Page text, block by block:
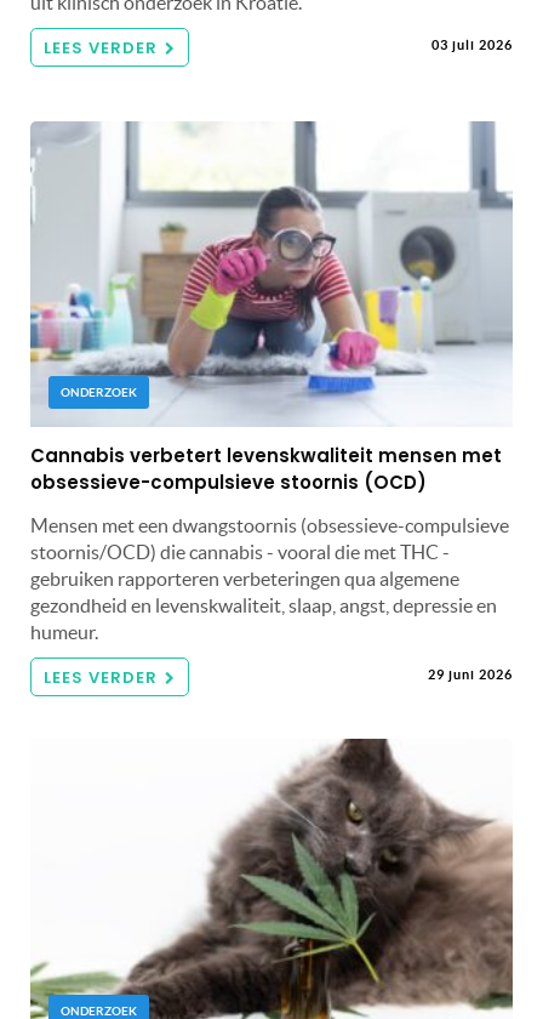
LEES VERDER 03 juli 2026
ONDERZOEK
Cannabis verbetert levenskwaliteit mensen met
obsessieve-compulsieve stoornis (OCD)
Mensen met een dwangstoornis (obsessieve-compulsieve
stoornis/OCD) die cannabis - vooral die met THC -
gebruiken rapporteren verbeteringen qua algemene
gezondheid en levenskwaliteit, slaap, angst, depressie en
humeur.
LEES VERDER 29 juni 2026
ONDERZOEK